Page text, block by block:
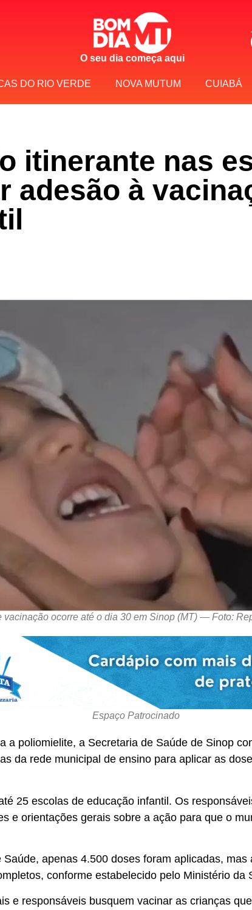
O seu dia começa aqui
DO RIO VERDE NOVA MUTUM CUIABÁ
itinerante nas
adesão à
vacinação ocorre até o dia 30 em Sinop (MT) — Foto:
Espaço Patrocinado
a poliomielite, a Secretaria de Saúde de Sinop
da rede municipal de ensino para aplicar as
25 escolas de educação infantil. Os
e orientações gerais sobre a ação para que o
apenas 4.500 doses foram aplicadas, mas
conforme estabelecido pelo Ministério da
e responsáveis busquem vacinar as crianças